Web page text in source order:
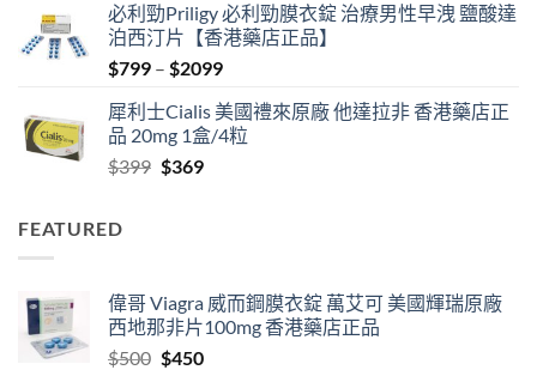
was:
$500.
is:
$450.
必利勁Priligy 必利勁膜衣錠 治療男性早洩 鹽酸達
泊西汀片【香港藥店正品】
$799 – $2099Price
$799
through
犀利士Cialis 美國禮來原廠 他達拉非 香港藥店正
品 20mg 1盒/4粒
$399 Original
$369Current
FEATURED
偉哥 Viagra 威而鋼膜衣錠 萬艾可 美國輝瑞原廠
西地那非片100mg 香港藥店正品
$500 Original
$450Current